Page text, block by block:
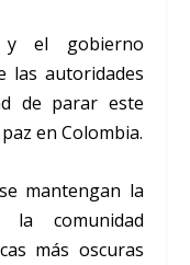
y el gobierno
las autoridades
de parar este
en Colombia.
mantengan la
comunidad
más oscuras